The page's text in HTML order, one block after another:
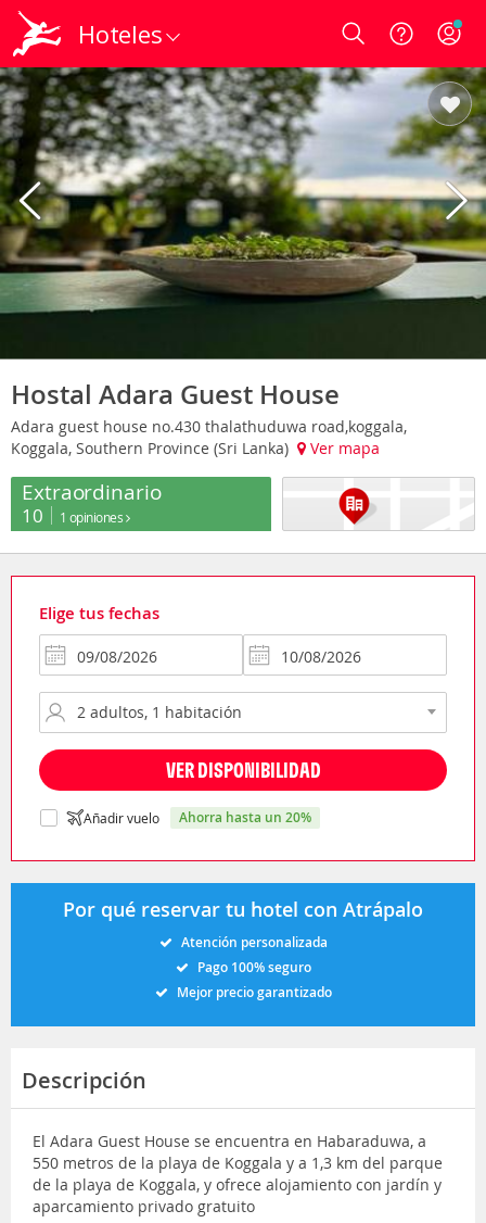
Hoteles Login
Hostal Adara Guest House
Adara guest house no.430 thalathuduwa road,koggala,
Koggala, Southern Province (Sri Lanka)
Ver mapa
Extraordinario
10 1 opiniones
Elige tus fechas
VER DISPONIBILIDAD
Añadir vuelo ahorra hasta un 20%
Por qué reservar tu hotel con Atrápalo
Atención personalizada
Pago 100% seguro
Mejor precio garantizado
Descripción
El Adara Guest House se encuentra en Habaraduwa, a
550 metros de la playa de Koggala y a 1,3 km del parque
de la playa de Koggala, y ofrece alojamiento con jardín y
aparcamiento privado gratuito